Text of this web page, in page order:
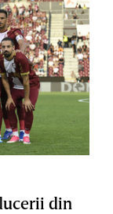
din